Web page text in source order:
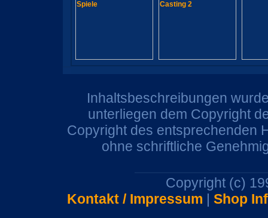
Inhaltsbeschreibungen
unterliegen dem Copyright
Copyright des entsprechenden
ohne schriftliche
Copyright (c)
Kontakt / Impressum | Shop